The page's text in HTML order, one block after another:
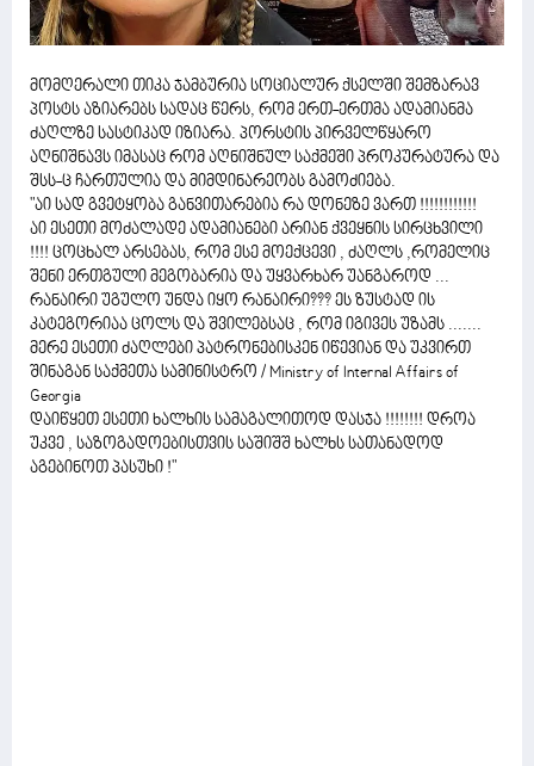
მომღერალი თიკა ჯამბურია სოციალურ ქსელში შემზარავ
პოსტს აზიარებს სადაც წერს, რომ ერთ-ერთმა ადამიანმა
ძაღლზე სასტიკად იზიარა. პორსტის პირველწყარო
აღნიშნავს იმასაც რომ აღნიშნულ საქმეში პროკურატურა და
შსს-ც ჩართულია და მიმდინარეობს გამოძიება.
"აი სად გვეტყობა განვითარებია რა დონეზე ვართ !!!!!!!!!!!!
აი ესეთი მოძალადე ადამიანები არიან ქვეყნის სირცხვილი
!!!! ცოცხალ არსებას, რომ ესე მოექცევი , ძაღლს ,რომელიც
შენი ერთგული მეგობარია და უყვარხარ უანგაროდ ...
რანაირი უგულო უნდა იყო რანაირი??? ეს ზუსტად ის
კატეგორიაა ცოლს და შვილებსაც , რომ იგივეს უზამს .......
მერე ესეთი ძაღლები პატრონებისკენ იწევიან და უკვირთ
შინაგან საქმეთა სამინისტრო / Ministry of Internal Affairs of
Georgia
დაიწყეთ ესეთი ხალხის სამაგალითოდ დასჯა !!!!!!!! დროა
უკვე , საზოგადოებისთვის საშიშშ ხალხს სათანადოდ
აგებინოთ პასუხი !"